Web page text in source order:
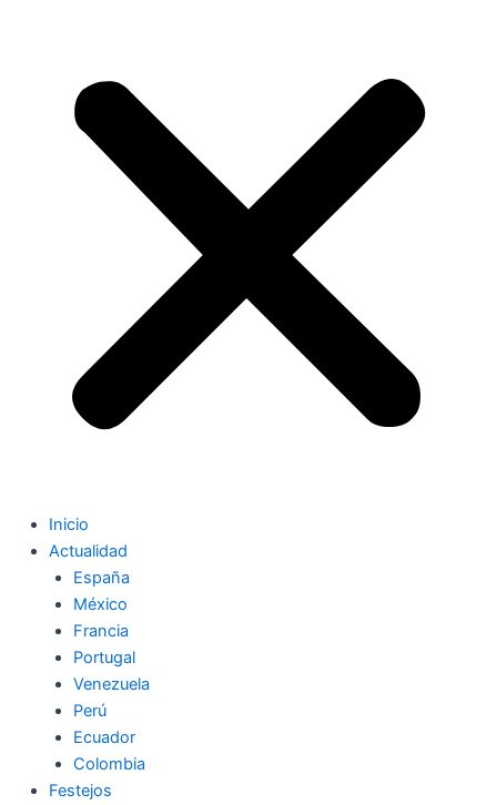
Inicio
Actualidad
España
México
Francia
Portugal
Venezuela
Perú
Ecuador
Colombia
Festejos